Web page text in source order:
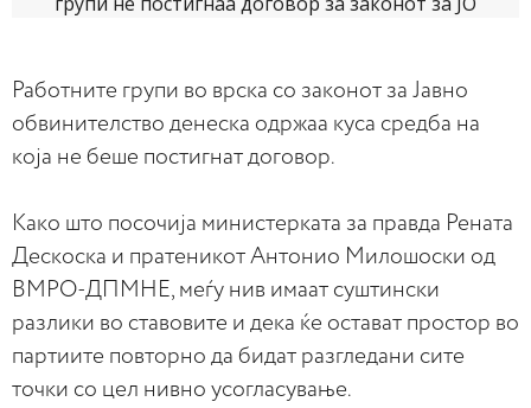
Работните групи во врска со законот за Јавно
обвинителство денеска одржаа куса средба на
која не беше постигнат договор.
Како што посочија министерката за правда Рената
Дескоска и пратеникот Антонио Милошоски од
ВМРО-ДПМНЕ, меѓу нив имаат суштински
разлики во ставовите и дека ќе остават простор во
партиите повторно да бидат разгледани сите
точки со цел нивно усогласување.